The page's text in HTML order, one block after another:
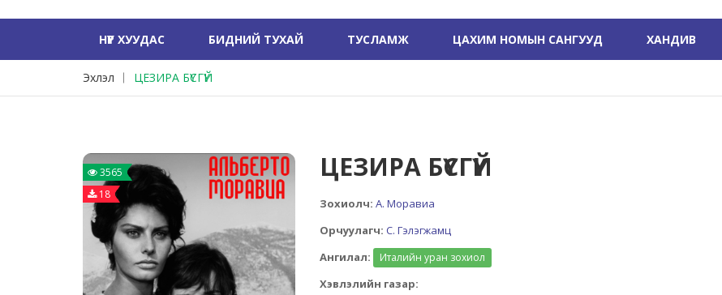
НҮҮР ХУУДАС БИДНИЙ ТУХАЙ ТУСЛАМЖ ЦАХИМ НОМЫН САНГУУД ХАНДИВ
Эхлэл ЦЕЗИРА БҮСГҮЙ
3565
18
ЦЕЗИРА БҮСГҮЙ
Зохиолч: А. Моравиа
Орчуулагч: С. Гэлэгжамц
Ангилал:
Италийн уран зохиол
Хэвлэлийн газар: